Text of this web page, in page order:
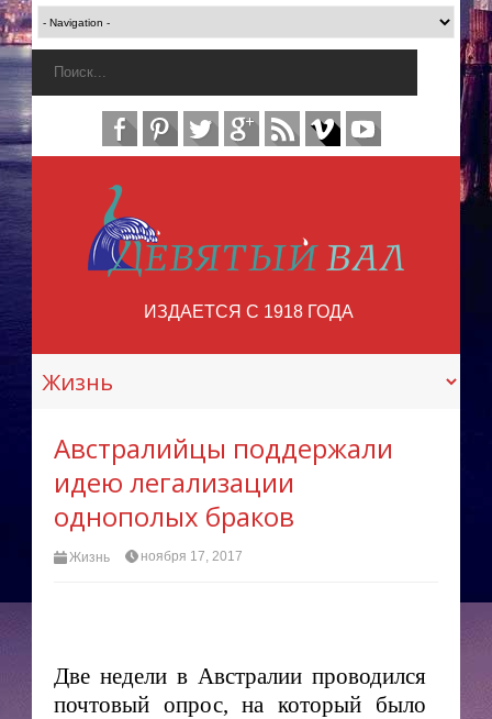
ИЗДАЕТСЯ С 1918 ГОДА
Австралийцы поддержали
идею легализации
однополых браков
Жизнь ноября 17, 2017
Две недели в Австралии проводился
почтовый опрос, на который было